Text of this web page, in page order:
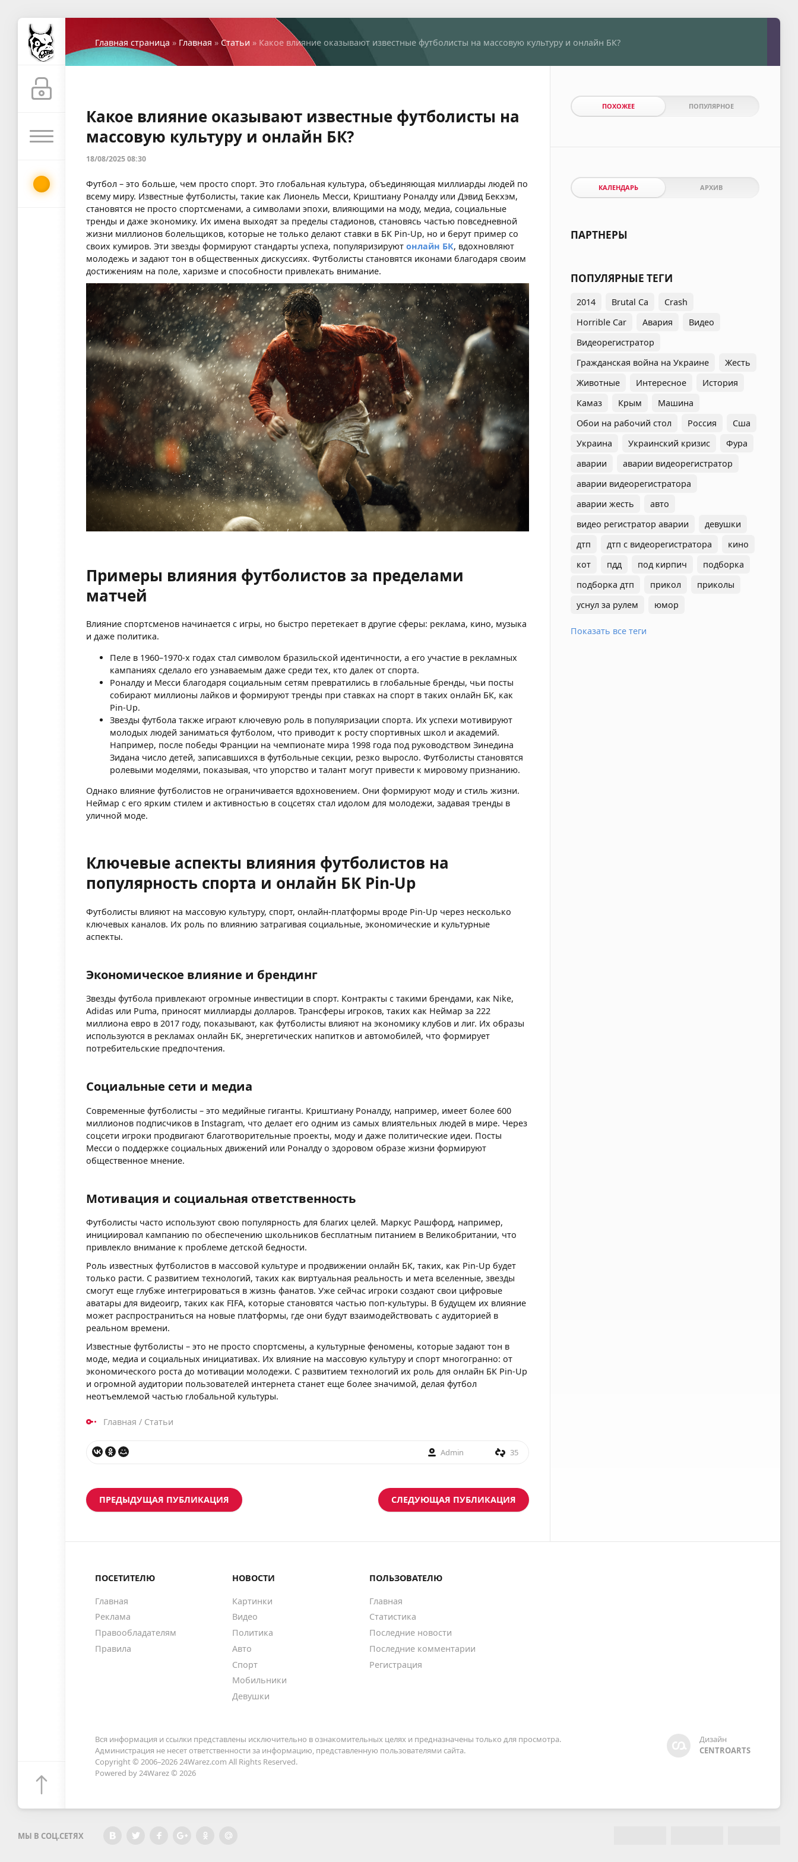
Главная страница » Главная » Статьи » Какое влияние оказывают известные футболисты на массовую культуру и онлайн БК?
Какое влияние оказывают известные футболисты на
массовую культуру и онлайн БК?
18/08/2025 08:30
Футбол – это больше, чем просто спорт. Это глобальная культура, объединяющая миллиарды людей по
всему миру. Известные футболисты, такие как Лионель Месси, Криштиану Роналду или Дэвид Бекхэм,
становятся не просто спортсменами, а символами эпохи, влияющими на моду, медиа, социальные
тренды и даже экономику. Их имена выходят за пределы стадионов, становясь частью повседневной
жизни миллионов болельщиков, которые не только делают ставки в БК Pin-Up, но и берут пример со
своих кумиров. Эти звезды формируют стандарты успеха, популяризируют онлайн БК, вдохновляют
молодежь и задают тон в общественных дискуссиях. Футболисты становятся иконами благодаря своим
достижениям на поле, харизме и способности привлекать внимание.
Примеры влияния футболистов за пределами
матчей
Влияние спортсменов начинается с игры, но быстро перетекает в другие сферы: реклама, кино, музыка
и даже политика.
Пеле в 1960–1970-х годах стал символом бразильской идентичности, а его участие в рекламных
кампаниях сделало его узнаваемым даже среди тех, кто далек от спорта.
Роналду и Месси благодаря социальным сетям превратились в глобальные бренды, чьи посты
собирают миллионы лайков и формируют тренды при ставках на спорт в таких онлайн БК, как
Pin-Up.
Звезды футбола также играют ключевую роль в популяризации спорта. Их успехи мотивируют
молодых людей заниматься футболом, что приводит к росту спортивных школ и академий.
Например, после победы Франции на чемпионате мира 1998 года под руководством Зинедина
Зидана число детей, записавшихся в футбольные секции, резко выросло. Футболисты становятся
ролевыми моделями, показывая, что упорство и талант могут привести к мировому признанию.
Однако влияние футболистов не ограничивается вдохновением. Они формируют моду и стиль жизни.
Неймар с его ярким стилем и активностью в соцсетях стал идолом для молодежи, задавая тренды в
уличной моде.
Ключевые аспекты влияния футболистов на
популярность спорта и онлайн БК Pin-Up
Футболисты влияют на массовую культуру, спорт, онлайн-платформы вроде Pin-Up через несколько
ключевых каналов. Их роль по влиянию затрагивая социальные, экономические и культурные
аспекты.
Экономическое влияние и брендинг
Звезды футбола привлекают огромные инвестиции в спорт. Контракты с такими брендами, как Nike,
Adidas или Puma, приносят миллиарды долларов. Трансферы игроков, таких как Неймар за 222
миллиона евро в 2017 году, показывают, как футболисты влияют на экономику клубов и лиг. Их образы
используются в рекламах онлайн БК, энергетических напитков и автомобилей, что формирует
потребительские предпочтения.
Социальные сети и медиа
Современные футболисты – это медийные гиганты. Криштиану Роналду, например, имеет более 600
миллионов подписчиков в Instagram, что делает его одним из самых влиятельных людей в мире. Через
соцсети игроки продвигают благотворительные проекты, моду и даже политические идеи. Посты
Месси о поддержке социальных движений или Роналду о здоровом образе жизни формируют
общественное мнение.
Мотивация и социальная ответственность
Футболисты часто используют свою популярность для благих целей. Маркус Рашфорд, например,
инициировал кампанию по обеспечению школьников бесплатным питанием в Великобритании, что
привлекло внимание к проблеме детской бедности.
Роль известных футболистов в массовой культуре и продвижении онлайн БК, таких, как Pin-Up будет
только расти. С развитием технологий, таких как виртуальная реальность и мета вселенные, звезды
смогут еще глубже интегрироваться в жизнь фанатов. Уже сейчас игроки создают свои цифровые
аватары для видеоигр, таких как FIFA, которые становятся частью поп-культуры. В будущем их влияние
может распространиться на новые платформы, где они будут взаимодействовать с аудиторией в
реальном времени.
Известные футболисты – это не просто спортсмены, а культурные феномены, которые задают тон в
моде, медиа и социальных инициативах. Их влияние на массовую культуру и спорт многогранно: от
экономического роста до мотивации молодежи. С развитием технологий их роль для онлайн БК Pin-Up
и огромной аудитории пользователей интернета станет еще более значимой, делая футбол
неотъемлемой частью глобальной культуры.
Главная / Статьи
Admin 35
ПРЕДЫДУЩАЯ ПУБЛИКАЦИЯ СЛЕДУЮЩАЯ ПУБЛИКАЦИЯ
ПОХОЖЕЕ ПОПУЛЯРНОЕ
КАЛЕНДАРЬ АРХИВ
ПАРТНЕРЫ
ПОПУЛЯРНЫЕ ТЕГИ
2014 Brutal Ca
Crash
Horrible Car
Авария
Видео
Видеорегистратор
Гражданская война на Украине
Жесть
Животные
Интересное
История
Камаз
Крым
Машина
Обои на рабочий стол
Россия
Сша
Украина
Украинский кризис
Фура
аварии
аварии видеорегистратор
аварии видеорегистратора
аварии жесть
авто
видео регистратор аварии
девушки
дтп
дтп с видеорегистратора
кино
кот
пдд под кирпич
подборка
подборка дтп
прикол
приколы
уснул за рулем
юмор
Показать все теги
ПОСЕТИТЕЛЮ
Главная
Реклама
Правообладателям
Правила
НОВОСТИ
Картинки
Видео
Политика
Авто
Спорт
Мобильники
Девушки
ПОЛЬЗОВАТЕЛЮ
Главная
Статистика
Последние новости
Последние комментарии
Регистрация
Вся информация и ссылки представлены исключительно в ознакомительных целях и предназначены только для просмотра.
Администрация не несет ответственности за информацию, представленную пользователями сайта.
Copyright © 2006–202624Warez.com All Rights Reserved.
Powered by 24Warez © 2026
Дизайн
CENTROARTS
МЫ В СОЦ.СЕТЯХ